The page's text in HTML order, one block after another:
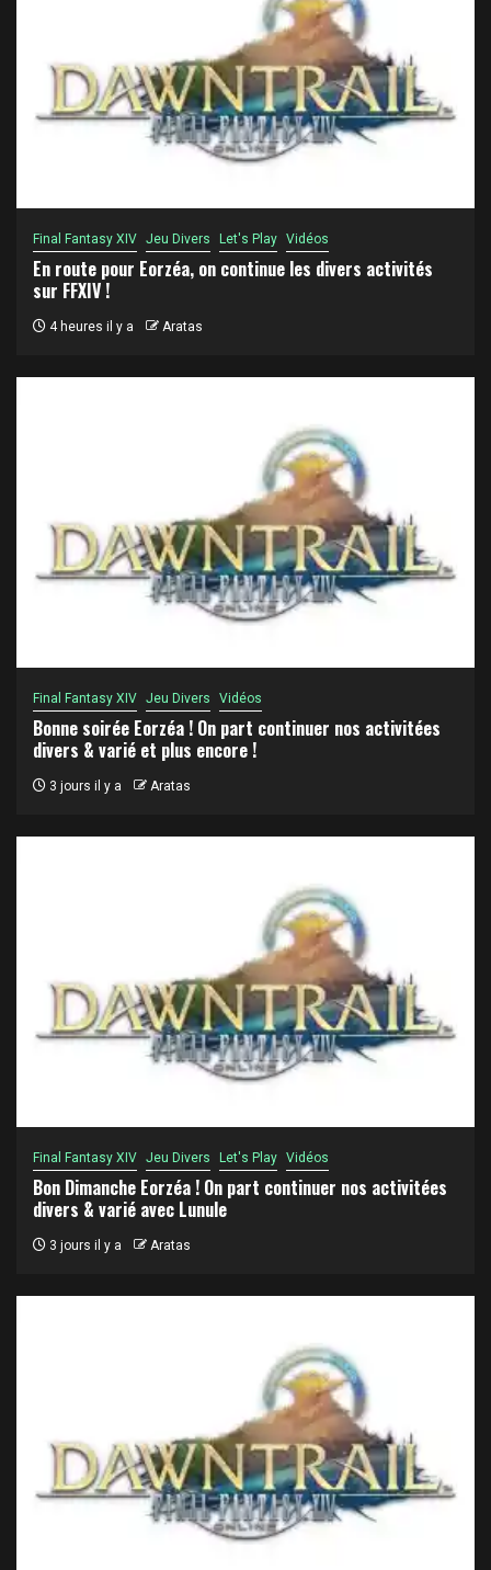
Final Fantasy XIV Jeu Divers Let's Play Vidéos
En route pour Eorzéa, on continue les divers activités
sur FFXIV !
4 heures il y a Aratas
Final Fantasy XIV Jeu Divers Vidéos
Bonne soirée Eorzéa ! On part continuer nos activitées
divers & varié et plus encore !
3 jours il y a Aratas
Final Fantasy XIV Jeu Divers Let's Play Vidéos
Bon Dimanche Eorzéa ! On part continuer nos activitées
divers & varié avec Lunule
3 jours il y a Aratas